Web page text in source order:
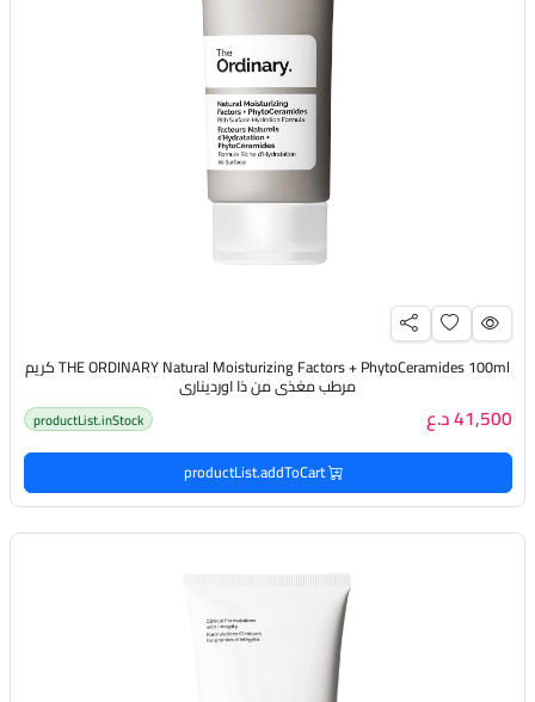
THE ORDINARY Natural Moisturizing Factors + PhytoCeramides 100ml كريم
مرطب مغذي من ذا اورديناري
41,500 د.ع productList.inStock
productList.addToCart